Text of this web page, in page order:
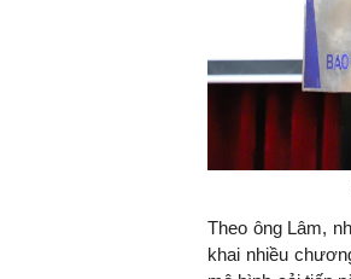
Theo ông Lâm,
khai nhiều